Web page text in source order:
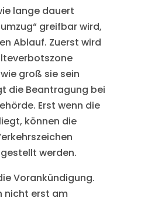
lange dauert
greifbar wird,
Ablauf. Zuerst wird
groß sie sein
die Beantragung bei
Erst wenn die
können die
werden.
Vorankündigung.
nicht erst am